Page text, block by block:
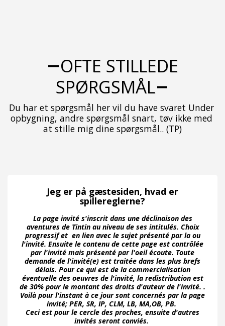
OFTE STILLEDE
SPØRGSMÅL
Du har et spørgsmål her vil du have svaret Under
opbygning, andre spørgsmål snart, tøv ikke med
at stille mig dine spørgsmål.. (TP)
Jeg er på gæstesiden, hvad er
spillereglerne?
La page invité s'inscrit dans une déclinaison des
aventures de Tintin au niveau de ses intitulés. Choix
progressif et en lien avec le sujet présenté par la ou
l'invité. Ensuite le contenu de cette page est contrôlée
par l'invité mais présenté par l'oeil écoute. Toute
demande de l'invité(e) est traitée dans les plus brefs
délais. Pour ce qui est de la commercialisation
éventuelle des oeuvres de l'invité, la redistribution est
de 30% pour le montant des droits d'auteur de l'invité. .
Voilà pour l'instant à ce jour sont concernés par la page
invité; PER, SR, IP, CLM, LB, MA,OB, PB.
Ceci est pour le cercle des proches, ensuite d'autres
invités seront conviés.